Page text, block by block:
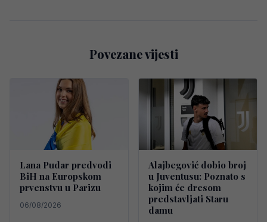
Povezane vijesti
Lana Pudar predvodi
BiH na Europskom
prvenstvu u Parizu
06/08/2026
Alajbegović dobio broj
u Juventusu: Poznato s
kojim će dresom
predstavljati Staru
damu